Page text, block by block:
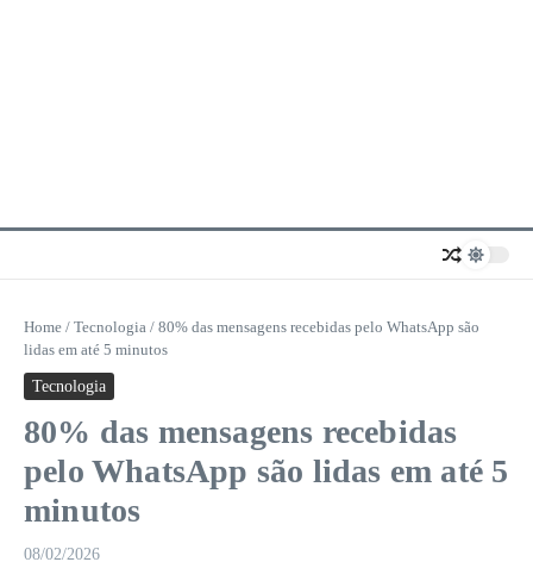
Home / Tecnologia / 80% das mensagens recebidas pelo WhatsApp são
lidas em até 5 minutos
Tecnologia
80% das mensagens recebidas
pelo WhatsApp são lidas em até 5
minutos
08/02/2026